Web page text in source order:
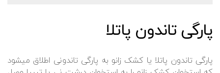
پارگی تاندون پاتلا
پارگی تاندون پاتلا یا کشک زانو به پارگی تاندونی اطلاق میشود